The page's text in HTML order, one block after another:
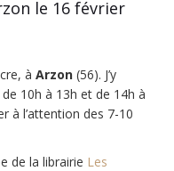
le 16 février
à Arzon (56). J’y
10h à 13h et de 14h à
à l’attention des 7-10
de la librairie Les